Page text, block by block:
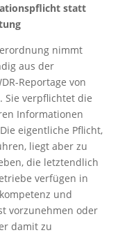
statt
nimmt
aus der
Reportage von
Sie verpflichtet die
Informationen
eigentliche Pflicht,
liegt aber zu
die letztendlich
verfügen in
und
vorzunehmen oder
damit zu